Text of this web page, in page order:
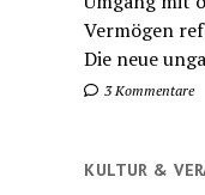
Vermögen
Die neue
3 Kommentare
KULTUR &